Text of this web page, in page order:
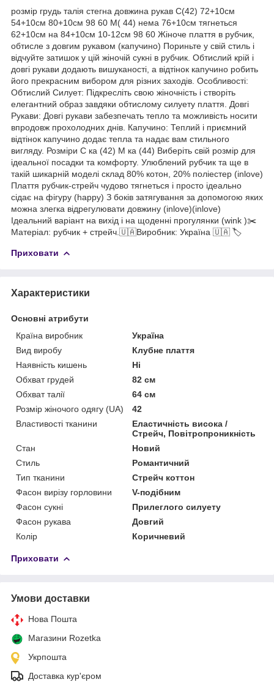
розмір грудь талія стегна довжина рукав С(42) 72+10см
54+10см 80+10см 98 60 М( 44) нема 76+10см тягнеться
62+10см на 84+10см 10-12см 98 60 Жіноче плаття в рубчик,
обтисле з довгим рукавом (капучино) Пориньте у свій стиль і
відчуйте затишок у цій жіночій сукні в рубчик. Обтислий крій і
довгі рукави додають вишуканості, а відтінок капучино робить
його прекрасним вибором для різних заходів. Особливості:
Обтислий Силует: Підкресліть свою жіночність і створіть
елегантний образ завдяки обтислому силуету плаття. Довгі
Рукави: Довгі рукави забезпечать тепло та можливість носити
впродовж прохолодних днів. Капучино: Теплий і приємний
відтінок капучино додає тепла та надає вам стильного
вигляду. Розміри C ка (42) М ка (44) Виберіть свій розмір для
ідеальної посадки та комфорту. Улюблений рубчик та ще в
такій шикарній моделі склад 80% котон, 20% поліестер (inlove)
Плаття рубчик-стрейч чудово тягнеться і просто ідеально
сідає на фігуру (happy) З боків затягування за допомогою яких
можна злегка відрегулювати довжину (inlove)(inlove)
Ідеальний варіант на вихід і на щоденні прогулянки (wink )✂️
Матеріал: рубчик + стрейч.🇺🇦Виробник: Україна 🇺🇦 🏷
Приховати
Характеристики
Основні атрибути
Країна виробник
Україна
Вид виробу
Клубне плаття
Наявність кишень
Ні
Обхват грудей
82 см
Обхват талії
64 см
Розмір жіночого одягу (UA)
42
Властивості тканини
Еластичність висока /
Стрейч, Повітропроникність
Стан
Новий
Стиль
Романтичний
Тип тканини
Стрейч коттон
Фасон вирізу горловини
V-подібним
Фасон сукні
Прилеглого силуету
Фасон рукава
Довгий
Колір
Коричневий
Приховати
Умови доставки
Нова Пошта
Магазини Rozetka
Укрпошта
Доставка кур'єром